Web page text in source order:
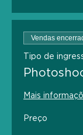
Vendas
Tipo de
Mais
Preço